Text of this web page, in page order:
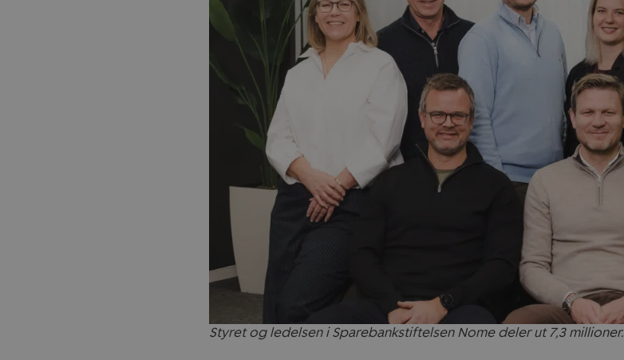
Styret og ledelsen i Sparebankstiftelsen Nome deler ut 7,3 millioner.